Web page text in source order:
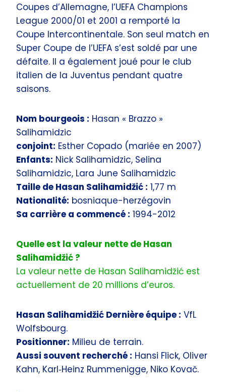
Coupes d’Allemagne, l’UEFA Champions
League 2000/01 et 2001 a remporté la
Coupe Intercontinentale. Son seul match en
Super Coupe de l’UEFA s’est soldé par une
défaite. Il a également joué pour le club
italien de la Juventus pendant quatre
saisons.
Nom bourgeois : Hasan « Brazzo »
Salihamidzic
conjoint: Esther Copado (mariée en 2007)
Enfants: Nick Salihamidzic, Selina
Salihamidzic, Lara June Salihamidzic
Taille de Hasan Salihamidžić : 1,77 m
Nationalité: bosniaque-herzégovin
Sa carrière a commencé : 1994-2012
Quelle est la valeur nette de Hasan
Salihamidžić ?
La valeur nette de Hasan Salihamidžić est
actuellement de 20 millions d’euros.
Hasan Salihamidžić Dernière équipe : VfL
Wolfsbourg.
Positionner: Milieu de terrain.
Aussi souvent recherché : Hansi Flick, Oliver
Kahn, Karl‑Heinz Rummenigge, Niko Kovač.